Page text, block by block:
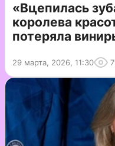
«Вцепилась
королева
потеряла
29 марта, 2026, 11:30